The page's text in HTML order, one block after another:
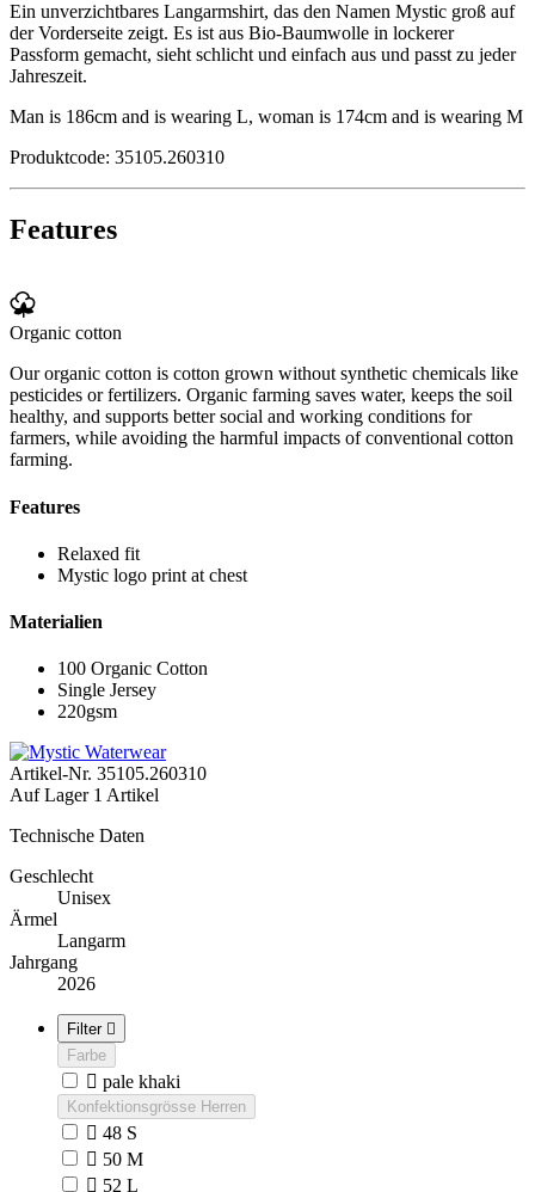
Ein unverzichtbares Langarmshirt, das den Namen Mystic groß auf
der Vorderseite zeigt. Es ist aus Bio-Baumwolle in lockerer
Passform gemacht, sieht schlicht und einfach aus und passt zu jeder
Jahreszeit.
Man is 186cm and is wearing L, woman is 174cm and is wearing M
Produktcode: 35105.260310
Features
Organic cotton
Our organic cotton is cotton grown without synthetic chemicals like
pesticides or fertilizers. Organic farming saves water, keeps the soil
healthy, and supports better social and working conditions for
farmers, while avoiding the harmful impacts of conventional cotton
farming.
Features
Relaxed fit
Mystic logo print at chest
Materialien
100 Organic Cotton
Single Jersey
220gsm
Artikel-Nr. 35105.260310
Auf Lager 1 Artikel
Technische Daten
Geschlecht
Unisex
Ärmel
Langarm
Jahrgang
2026
Filter 
Farbe
 pale khaki
Konfektionsgrösse Herren
 48 S
 50 M
 52 L